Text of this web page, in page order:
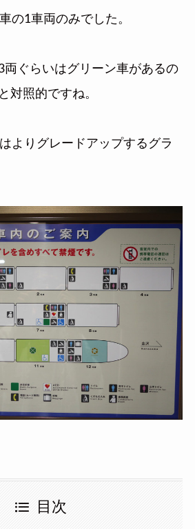
の1車両のみでした。
両ぐらいはグリーン車があるの
対照的ですね。
よりグレードアップするグラ
目次